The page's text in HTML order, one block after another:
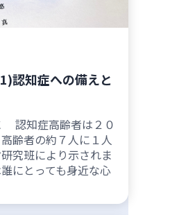
知症への備えと
認知症高齢者は２０
齢者の約７人に１人
究班により示されま
にとっても身近な心